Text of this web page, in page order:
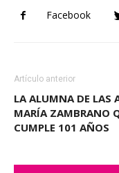
Facebook
Artículo anterior
LA ALUMNA DE LAS
MARÍA ZAMBRANO
CUMPLE 101 AÑOS